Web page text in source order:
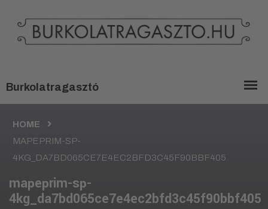
HOME
MAPEPRIM-SP-
4KG_DA7BD065CE7E4EC2BFD3C45F90BBF405
mapeprim-sp-
4kg_da7bd065ce7e4ec2bfd3c45f90bbf405